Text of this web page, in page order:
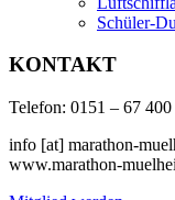
Schüler-
KONTAKT
Telefon: 0151 – 67
info [at] marathon-
www.marathon-